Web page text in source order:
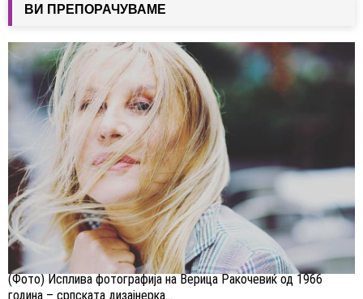
ВИ ПРЕПОРАЧУВАМЕ
(Фото) Исплива фотографија на Верица Ракочевиќ од 1966
година – српската дизајнерка...